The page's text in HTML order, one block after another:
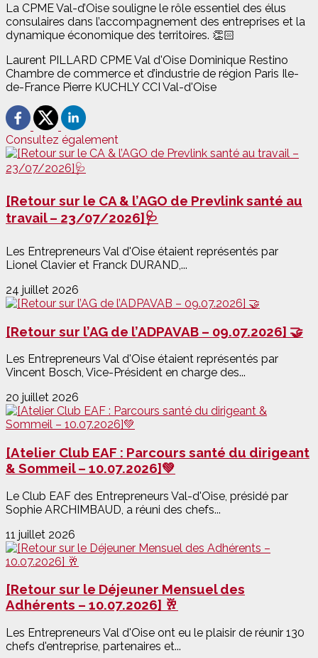
La CPME Val-d’Oise souligne le rôle essentiel des élus
consulaires dans l’accompagnement des entreprises et la
dynamique économique des territoires. 👏🏻
Laurent PILLARD CPME Val d'Oise Dominique Restino
Chambre de commerce et d’industrie de région Paris Ile-
de-France Pierre KUCHLY CCI Val-d'Oise
Consultez également
[Retour sur le CA & l’AGO de Prevlink santé au
travail – 23/07/2026]🩺
Les Entrepreneurs Val d'Oise étaient représentés par
Lionel Clavier et Franck DURAND,...
24 juillet 2026
[Retour sur l’AG de l’ADPAVAB – 09.07.2026] 🤝
Les Entrepreneurs Val d'Oise étaient représentés par
Vincent Bosch, Vice-Président en charge des...
20 juillet 2026
[Atelier Club EAF : Parcours santé du dirigeant
& Sommeil – 10.07.2026]💚
Le Club EAF des Entrepreneurs Val-d'Oise, présidé par
Sophie ARCHIMBAUD, a réuni des chefs...
11 juillet 2026
[Retour sur le Déjeuner Mensuel des
Adhérents – 10.07.2026] 🥂
Les Entrepreneurs Val d'Oise ont eu le plaisir de réunir 130
chefs d'entreprise, partenaires et...